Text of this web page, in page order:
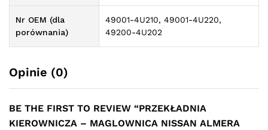
Nr OEM (dla
porównania)
49001-4U210, 49001-4U220,
49200-4U202
Opinie (0)
BE THE FIRST TO REVIEW “PRZEKŁADNIA
KIEROWNICZA – MAGLOWNICA NISSAN ALMERA